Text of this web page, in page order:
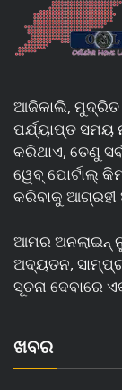
ଆଜିକାଲି, ମୁଦ୍ରିତ
ପର୍ଯ୍ୟାପ୍ତ ସମୟ
କରିଥାଏ, ତେଣୁ
ୱେବ୍ ପୋର୍ଟାଲ୍
କରିବାକୁ ଆଗ୍ରହୀ
ଆମର ଅନଲାଇନ୍
ଅଦ୍ୟତନ,
ସୂଚନା ଦେବାରେ
ଖବର